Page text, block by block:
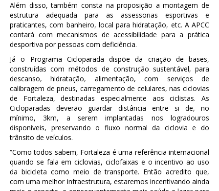
Além disso, também consta na proposição a montagem de
estrutura adequada para as assessorias esportivas e
praticantes, com banheiro, local para hidratação, etc. A APCC
contará com mecanismos de acessibilidade para a prática
desportiva por pessoas com deficiência.
Já o Programa Cicloparada dispõe da criação de bases,
construídas com métodos de construção sustentável, para
descanso, hidratação, alimentação, com serviços de
calibragem de pneus, carregamento de celulares, nas ciclovias
de Fortaleza, destinadas especialmente aos ciclistas. As
Cicloparadas deverão guardar distância entre si de, no
mínimo, 3km, a serem implantadas nos logradouros
disponíveis, preservando o fluxo normal da ciclovia e do
trânsito de veículos.
“Como todos sabem, Fortaleza é uma referência internacional
quando se fala em ciclovias, ciclofaixas e o incentivo ao uso
da bicicleta como meio de transporte. Então acredito que,
com uma melhor infraestrutura, estaremos incentivando ainda